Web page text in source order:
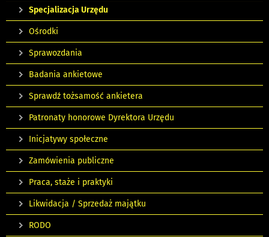
Specjalizacja Urzędu
Ośrodki
Sprawozdania
Badania ankietowe
Sprawdź tożsamość ankietera
Patronaty honorowe Dyrektora Urzędu
Inicjatywy społeczne
Zamówienia publiczne
Praca, staże i praktyki
Likwidacja / Sprzedaż majątku
RODO